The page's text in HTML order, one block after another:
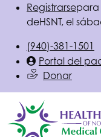
Registrarsepara
deHSNT, el
(940)-381-1501
Portal del
Donar